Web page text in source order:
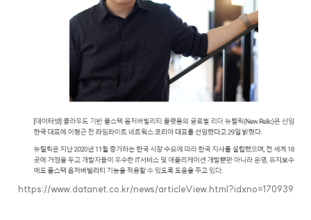
https://www.datanet.co.kr/news/articleView.html?idxno=170939